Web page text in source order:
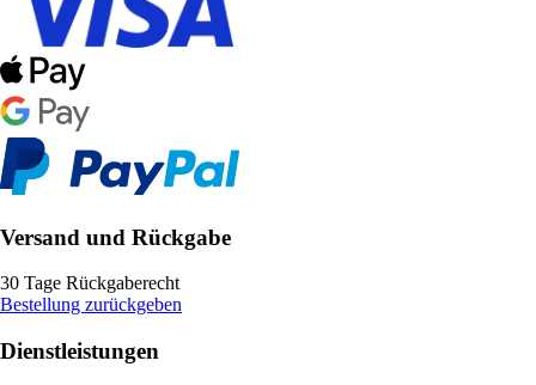
Versand und Rückgabe
30 Tage Rückgaberecht
Bestellung zurückgeben
Dienstleistungen